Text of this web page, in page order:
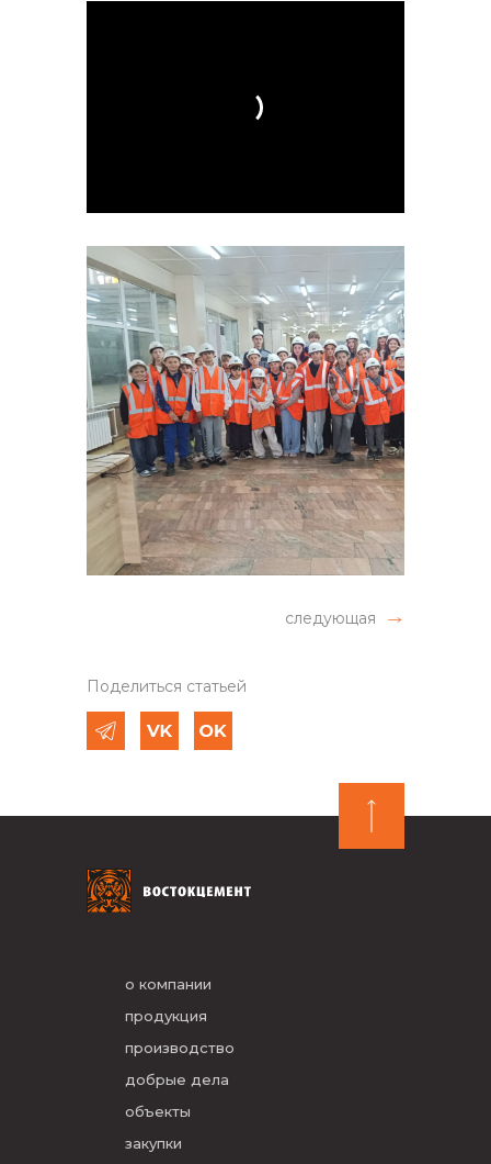
следующая
Поделиться статьей
о компании
продукция
производство
добрые дела
объекты
закупки